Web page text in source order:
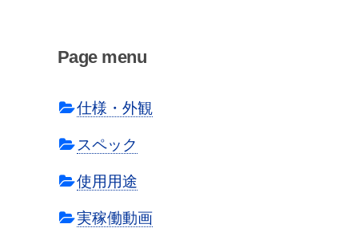
Page menu
仕様・外観
スペック
使用用途
実稼働動画